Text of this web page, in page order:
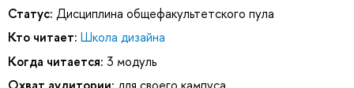
Статус: Дисциплина общефакультетского пула
Кто читает: Школа дизайна
Когда читается: 3 модуль